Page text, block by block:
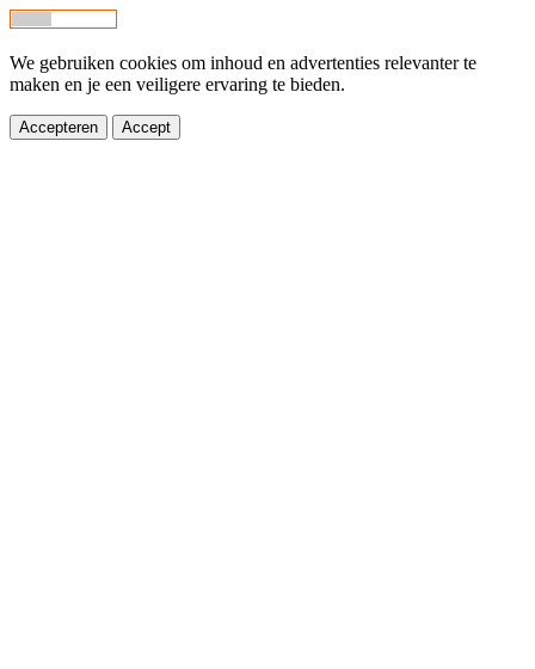
We gebruiken cookies om inhoud en advertenties relevanter te
maken en je een veiligere ervaring te bieden.
Accepteren Accept